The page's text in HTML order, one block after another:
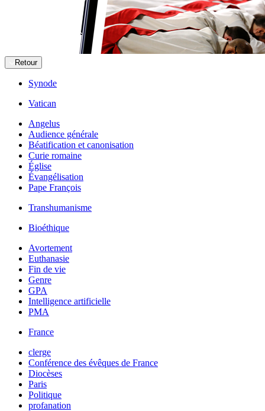
Retour
Synode
Vatican
Angelus
Audience générale
Béatification et canonisation
Curie romaine
Église
Évangélisation
Pape François
Transhumanisme
Bioéthique
Avortement
Euthanasie
Fin de vie
Genre
GPA
Intelligence artificielle
PMA
France
clerge
Conférence des évêques de France
Diocèses
Paris
Politique
profanation